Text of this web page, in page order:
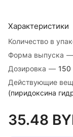
Характеристики
Количество в
Форма выпуска —
Дозировка — 150
Действующие
(пиридоксина
35.48